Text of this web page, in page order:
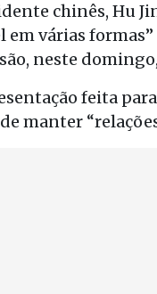
chinês, Hu
em várias
neste
feita
manter